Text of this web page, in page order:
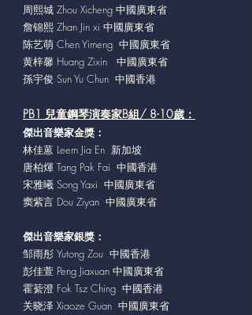
周熙城 Zhou Xicheng 中國廣東省
詹锦熙 Zhan Jin xi 中國廣東省
陈艺萌 Chen Yimeng 中國廣東省
黄梓馨 Huang Zixin 中國廣東省
孫宇俊 Sun Yu Chun 中國香港
PB1 兒童鋼琴演奏家B組/ 8-10歲：
傑出音樂家金獎：
林佳蒽 Leem Jia En 新加坡
唐柏煇 Tang Pak Fai 中國香港
宋雅曦 Song Yaxi 中國廣東省
窦紫言 Dou Ziyan 中國廣東省
傑出音樂家銀獎：
邹雨彤 Yutong Zou 中國香港
彭佳萱 Peng Jiaxuan 中國廣東省
霍䔝澄 Fok Tsz Ching 中國香港
关晓泽 Xiaoze Guan 中國廣東省